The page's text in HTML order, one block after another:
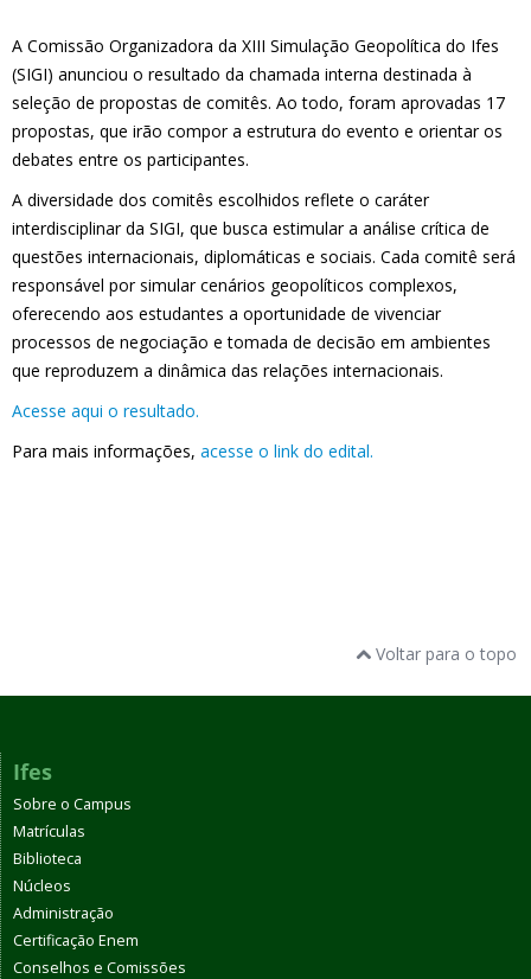
A Comissão Organizadora da XIII Simulação Geopolítica do Ifes
(SIGI) anunciou o resultado da chamada interna destinada à
seleção de propostas de comitês. Ao todo, foram aprovadas 17
propostas, que irão compor a estrutura do evento e orientar os
debates entre os participantes.
A diversidade dos comitês escolhidos reflete o caráter
interdisciplinar da SIGI, que busca estimular a análise crítica de
questões internacionais, diplomáticas e sociais. Cada comitê será
responsável por simular cenários geopolíticos complexos,
oferecendo aos estudantes a oportunidade de vivenciar
processos de negociação e tomada de decisão em ambientes
que reproduzem a dinâmica das relações internacionais.
Acesse aqui o resultado.
Para mais informações, acesse o link do edital.
Voltar para o topo
Ifes
Sobre o Campus
Matrículas
Biblioteca
Núcleos
Administração
Certificação Enem
Conselhos e Comissões